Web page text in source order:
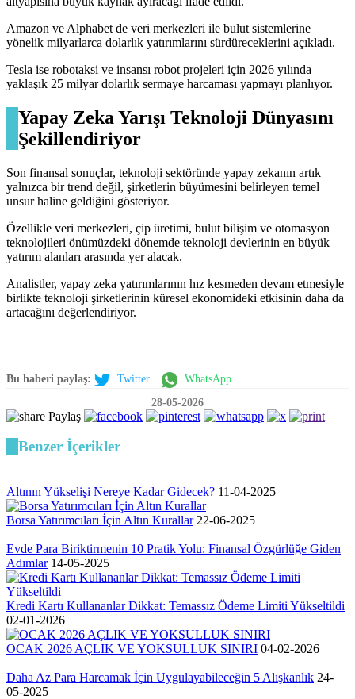
Amazon ve Alphabet de veri merkezleri ile bulut sistemlerine
yönelik milyarlarca dolarlık yatırımlarını sürdüreceklerini açıkladı.
Tesla ise robotaksi ve insansı robot projeleri için 2026 yılında
yaklaşık 25 milyar dolarlık sermaye harcaması yapmayı planlıyor.
Yapay Zeka Yarışı Teknoloji Dünyasını
Şekillendiriyor
Son finansal sonuçlar, teknoloji sektöründe yapay zekanın artık
yalnızca bir trend değil, şirketlerin büyümesini belirleyen temel
unsur haline geldiğini gösteriyor.
Özellikle veri merkezleri, çip üretimi, bulut bilişim ve otomasyon
teknolojileri önümüzdeki dönemde teknoloji devlerinin en büyük
yatırım alanları arasında yer alacak.
Analistler, yapay zeka yatırımlarının hız kesmeden devam etmesiyle
birlikte teknoloji şirketlerinin küresel ekonomideki etkisinin daha da
artacağını değerlendiriyor.
Bu haberi paylaş: Twitter
WhatsApp
28-05-2026
Paylaş
Benzer İçerikler
Altının Yükselişi Nereye Kadar Gidecek? 11-04-2025
Borsa Yatırımcıları İçin Altın Kurallar 22-06-2025
Evde Para Biriktirmenin 10 Pratik Yolu: Finansal Özgürlüğe Giden
Adımlar 14-05-2025
Kredi Kartı Kullananlar Dikkat: Temassız Ödeme Limiti Yükseltildi
02-01-2026
OCAK 2026 AÇLIK VE YOKSULLUK SINIRI 04-02-2026
Daha Az Para Harcamak İçin Uygulayabileceğin 5 Alışkanlık 24-
05-2025